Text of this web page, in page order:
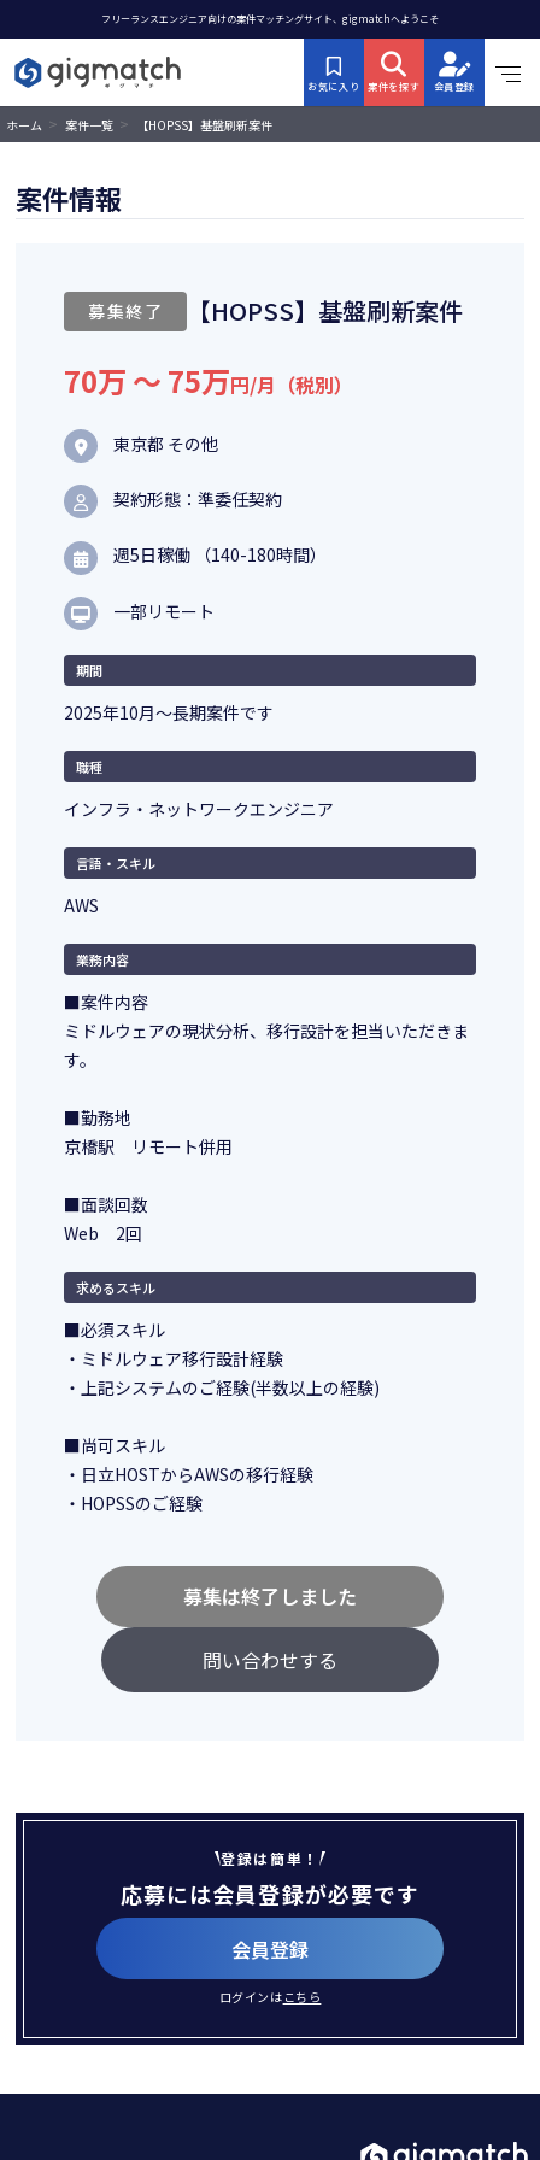
フリーランスエンジニア向けの案件マッチングサイト、gigmatchへようこそ
お気に入り 案件を探す 会員登録
ホーム > 案件一覧 > 【HOPSS】基盤刷新案件
案件情報
募集終了 【HOPSS】基盤刷新案件
70万 〜 75万円/月（税別）
東京都 その他
契約形態：準委任契約
週5日稼働 （140-180時間）
一部リモート
期間
2025年10月～長期案件です
職種
インフラ・ネットワークエンジニア
言語・スキル
AWS
業務内容
■案件内容
ミドルウェアの現状分析、移行設計を担当いただきま
す。
■勤務地
京橋駅 リモート併用
■面談回数
Web 2回
求めるスキル
■必須スキル
・ミドルウェア移行設計経験
・上記システムのご経験(半数以上の経験)
■尚可スキル
・日立HOSTからAWSの移行経験
・HOPSSのご経験
問い合わせする
募集は終了しました
登録は簡単！
応募には会員登録が必要です
会員登録
ログインは こちら